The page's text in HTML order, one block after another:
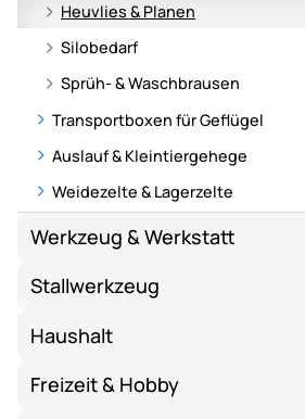
Heuvlies & Planen
Silobedarf
Sprüh- & Waschbrausen
Transportboxen für Geflügel
Auslauf & Kleintiergehege
Weidezelte & Lagerzelte
Werkzeug & Werkstatt
Stallwerkzeug
Haushalt
Freizeit & Hobby